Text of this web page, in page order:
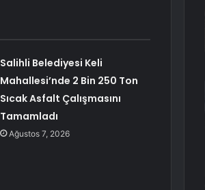
Salihli Belediyesi Keli
Mahallesi’nde 2 Bin 250 Ton
Sıcak Asfalt Çalışmasını
Tamamladı
Ağustos 7, 2026